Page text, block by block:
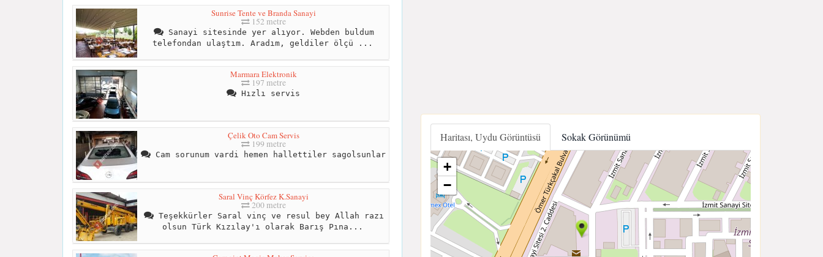
Sunrise Tente ve Branda Sanayi
152 metre
Sanayi sitesinde yer alıyor. Webden buldum
telefondan ulaştım. Aradım, geldiler ölçü ...
Marmara Elektronik
197 metre
Hızlı servis
Çelik Oto Cam Servis
199 metre
Cam sorunum vardi hemen hallettiler sagolsunlar
Saral Vinç Körfez K.Sanayi
200 metre
Teşekkürler Saral vinç ve resul bey Allah razı
olsun Türk Kızılay'ı olarak Barış Pına...
Haritası, Uydu Görüntüsü Sokak Görünümü
+
−